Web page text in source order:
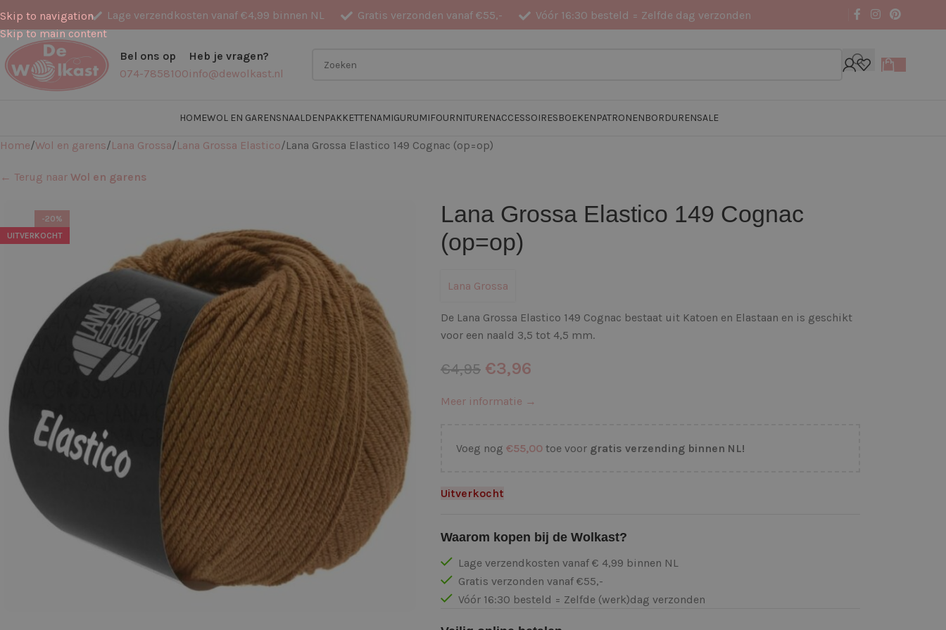
Skip to navigation
Skip to main content
Lage verzendkosten vanaf €4,99 binnen NL Gratis verzonden vanaf €55,- Vóór 16:30 besteld = Zelfde dag verzonden
Bel ons op
074-7858100
Heb je vragen?
info@dewolkast.nl
HOMEWOL EN GARENSNAALDENPAKKETTENAMIGURUMIFOURNITURENACCESSOIRESBOEKENPATRONENBORDURENSALE
Home Wol en garens Lana Grossa Lana Grossa Elastico Lana Grossa Elastico 149 Cognac (op=op)
← Terug naar Wol en garens
-20%
UITVERKOCHT
Lana Grossa Elastico 149 Cognac
(op=op)
Lana Grossa
De Lana Grossa Elastico 149 Cognac bestaat uit Katoen en Elastaan en is geschikt
voor een naald 3,5 tot 4,5 mm.
€4,95 €3,96
Meer informatie →
Voeg nog €55,00toe voor gratis verzending binnen NL!
Uitverkocht
Waarom kopen bij de Wolkast?
Lage verzendkosten vanaf € 4,99 binnen NL
Gratis verzonden vanaf €55,-
Vóór 16:30 besteld = Zelfde (werk)dag verzonden